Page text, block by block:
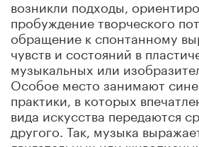
возникли подходы,
пробуждение творческого
обращение к спонтанному
чувств и состояний в
музыкальных или
Особое место занимают
практики, в которых
вида искусства передаются
другого. Так, музыка